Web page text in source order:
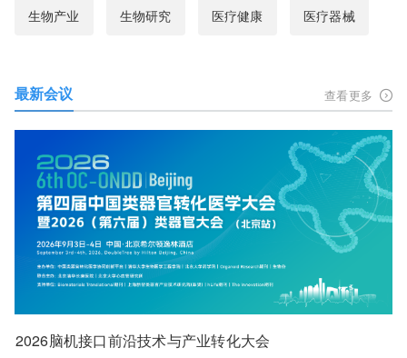
生物产业 生物研究 医疗健康 医疗器械
最新会议 查看更多
2026脑机接口前沿技术与产业转化大会